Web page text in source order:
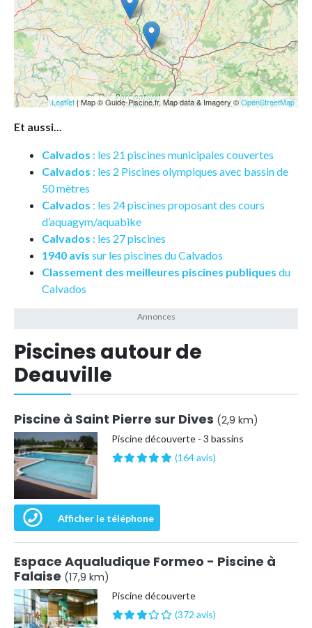
Leaflet | Map © Guide-Piscine.fr, Map data & Imagery ©OpenStreetMap
Et aussi...
Calvados : les 21 piscines municipales couvertes
Calvados : les 2 Piscines olympiques avec bassin de
50 mètres
Calvados : les 24 piscines proposant des cours
d’aquagym/aquabike
Calvados : les 27 piscines
1940 avis sur les piscines du Calvados
Classement des meilleures piscines publiques du
Calvados
Piscines autour de
Deauville
Piscine à Saint Pierre sur Dives (2,9 km)
Piscine découverte - 3 bassins
(164 avis)
Afficher le téléphone
Espace Aqualudique Formeo - Piscine à
Falaise (17,9 km)
Piscine découverte
(372 avis)